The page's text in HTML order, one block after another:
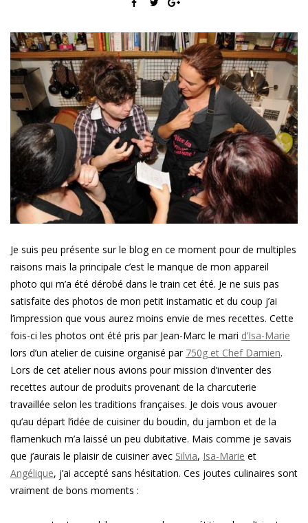
Je suis peu présente sur le blog en ce moment pour de multiples
raisons mais la principale c’est le manque de mon appareil
photo qui m’a été dérobé dans le train cet été. Je ne suis pas
satisfaite des photos de mon petit instamatic et du coup j’ai
l’impression que vous aurez moins envie de mes recettes. Cette
fois-ci les photos ont été pris par Jean-Marc le mari d’Isa-Marie
lors d’un atelier de cuisine organisé par 750g et Chef Damien.
Lors de cet atelier nous avions pour mission d’inventer des
recettes autour de produits provenant de la charcuterie
travaillée selon les traditions françaises. Je dois vous avouer
qu’au départ l’idée de cuisiner du boudin, du jambon et de la
flamenkuch m’a laissé un peu dubitative. Mais comme je savais
que j’aurais le plaisir de cuisiner avec Silvia, Isa-Marie et
Angélique, j’ai accepté sans hésitation. Ces joutes culinaires sont
vraiment de bons moments :